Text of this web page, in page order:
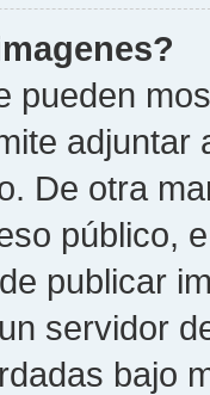
pueden
De otra
público,
publicar
servidor
bajo